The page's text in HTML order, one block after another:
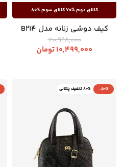
کیف دوشی زنانه مدل B214
20,998,000
10,499,000تومان
-50% 80% تخفیف پلکانی